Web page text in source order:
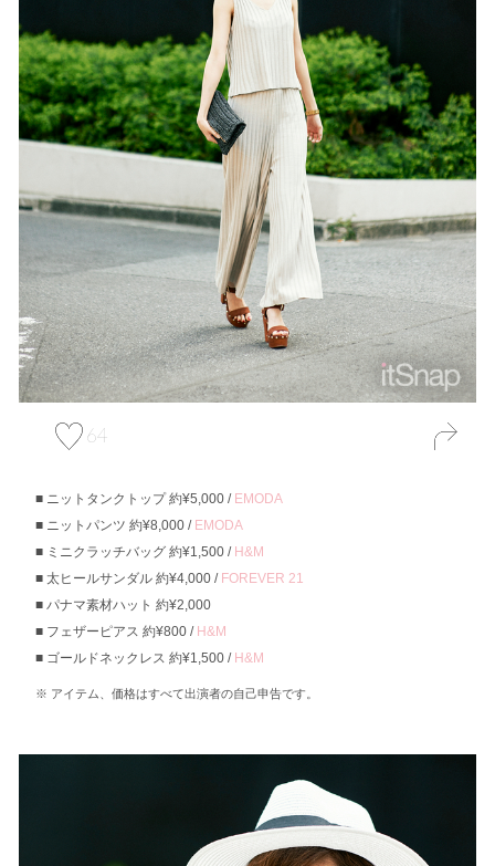
64
ニットタンクトップ 約¥5,000 / EMODA
ニットパンツ 約¥8,000 / EMODA
ミニクラッチバッグ 約¥1,500 / H&M
太ヒールサンダル 約¥4,000 / FOREVER 21
パナマ素材ハット 約¥2,000
フェザーピアス 約¥800 / H&M
ゴールドネックレス 約¥1,500 / H&M
アイテム、価格はすべて出演者の自己申告です。